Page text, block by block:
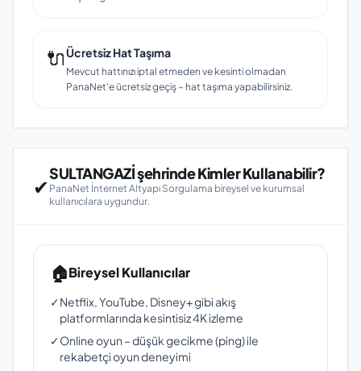
🔌Ücretsiz Hat Taşıma
Mevcut hattınızı iptal etmeden ve kesinti olmadan
PanaNet'e ücretsiz geçiş – hat taşıma yapabilirsiniz.
✔
SULTANGAZİ şehrinde Kimler Kullanabilir?
PanaNet İnternet Altyapı Sorgulama bireysel ve kurumsal
kullanıcılara uygundur.
🏠Bireysel Kullanıcılar
✓Netflix, YouTube, Disney+ gibi akış
platformlarında kesintisiz 4K izleme
✓Online oyun – düşük gecikme (ping) ile
rekabetçi oyun deneyimi